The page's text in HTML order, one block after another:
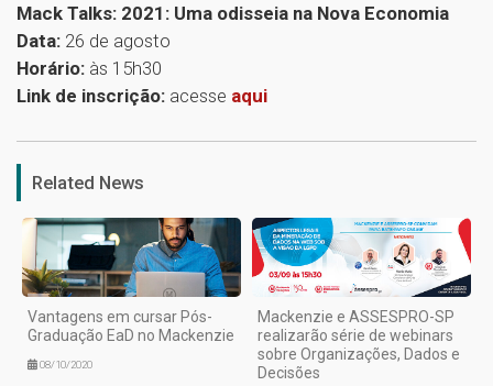
Mack Talks: 2021: Uma odisseia na Nova Economia
Data: 26 de agosto
Horário: às 15h30
Link de inscrição: acesse aqui
1
Related News
Vantagens em cursar Pós-
Graduação EaD no Mackenzie
08/10/2020
Mackenzie e ASSESPRO-SP
realizarão série de webinars
sobre Organizações, Dados e
Decisões